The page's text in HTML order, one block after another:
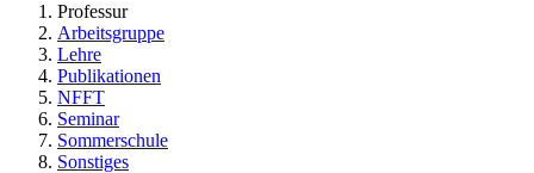
Professur
Arbeitsgruppe
Lehre
Publikationen
NFFT
Seminar
Sommerschule
Sonstiges